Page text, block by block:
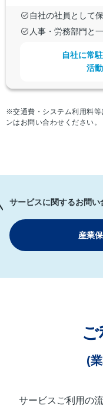
自社の社員として
人事・労務部門と
自社に常
活
※交通費・システム利用料等
ンはお問い合わせください。
サービスに関するお問い
産業
(
サービスご利用の